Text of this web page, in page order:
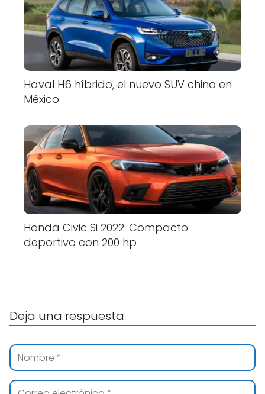
Haval H6 híbrido, el nuevo SUV chino en
México
Honda Civic Si 2022: Compacto
deportivo con 200 hp
Deja una respuesta